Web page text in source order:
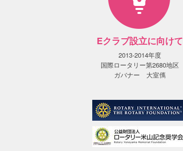
Eクラブ設立に向けて
2013-2014年度
国際ロータリー第2680地区
ガバナー 大室㒞